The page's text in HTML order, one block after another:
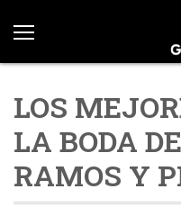
LOS
LA BODA
RAMOS Y